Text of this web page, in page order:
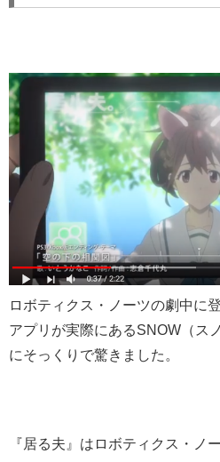
ロボティクス・ノーツの劇中に
アプリが実際にあるSNOW（ス
にそっくりで驚きました。
『居る夫』はロボティクス・ノ